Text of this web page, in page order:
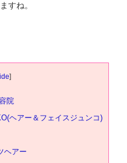
すね。
]
院
ヘアー＆フェイスジュンコ)
ヘアー